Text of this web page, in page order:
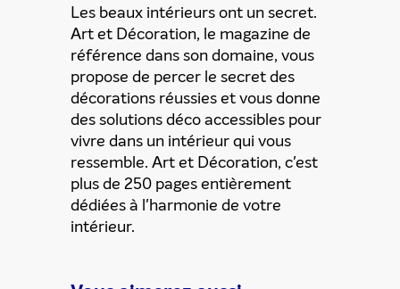
Les beaux intérieurs ont un secret.
Art et Décoration, le magazine de
référence dans son domaine, vous
propose de percer le secret des
décorations réussies et vous donne
des solutions déco accessibles pour
vivre dans un intérieur qui vous
ressemble. Art et Décoration, c'est
plus de 250 pages entièrement
dédiées à l'harmonie de votre
intérieur.